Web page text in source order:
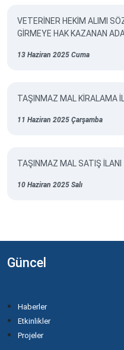
VETERİNER HEKİM ALIMI
GİRMEYE HAK KAZANAN
13 Haziran 2025 Cuma
TAŞINMAZ MAL KİRALAMA
11 Haziran 2025 Çarşamba
TAŞINMAZ MAL SATIŞ İLANI
10 Haziran 2025 Salı
Güncel
Haberler
Etkinlikler
Projeler